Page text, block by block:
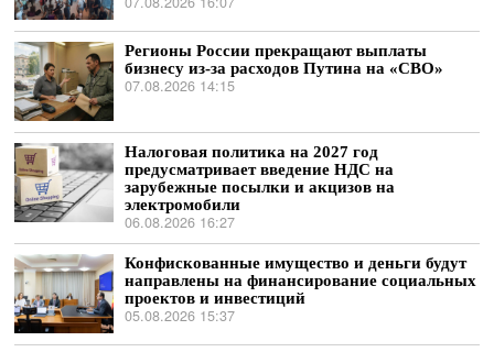
Регионы России прекращают выплаты
бизнесу из-за расходов Путина на «СВО»
07.08.2026 14:15
Налоговая политика на 2027 год
предусматривает введение НДС на
зарубежные посылки и акцизов на
электромобили
06.08.2026 16:27
Конфискованные имущество и деньги будут
направлены на финансирование социальных
проектов и инвестиций
05.08.2026 15:37